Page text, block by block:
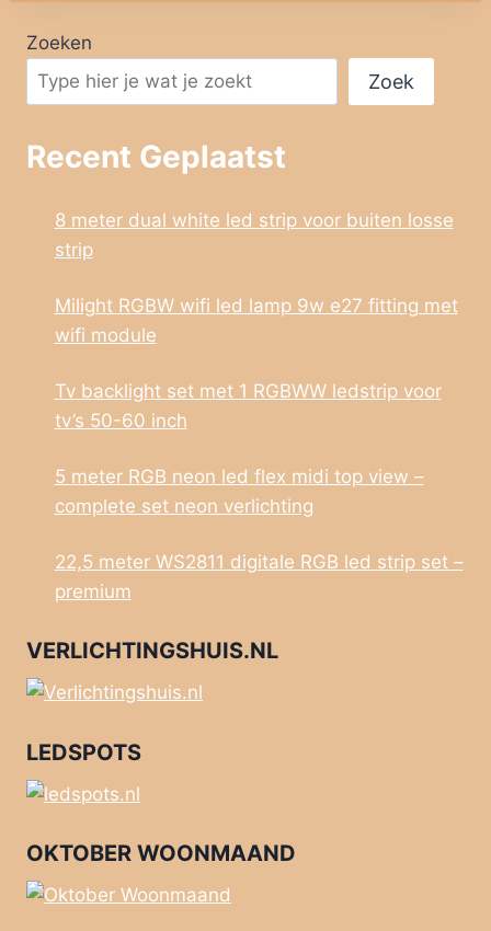
Zoeken
Zoek
Recent Geplaatst
8 meter dual white led strip voor buiten losse
strip
Milight RGBW wifi led lamp 9w e27 fitting met
wifi module
Tv backlight set met 1 RGBWW ledstrip voor
tv’s 50-60 inch
5 meter RGB neon led flex midi top view –
complete set neon verlichting
22,5 meter WS2811 digitale RGB led strip set –
premium
VERLICHTINGSHUIS.NL
LEDSPOTS
OKTOBER WOONMAAND